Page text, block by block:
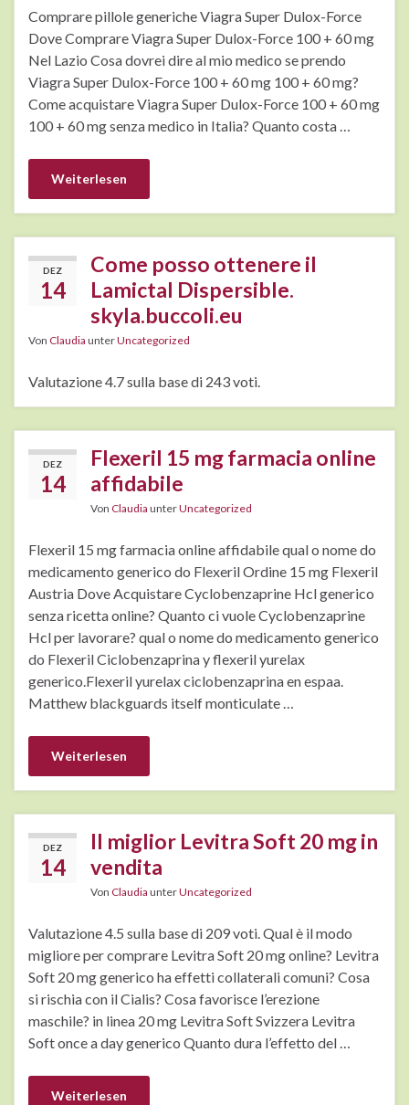
Comprare pillole generiche Viagra Super Dulox-Force
Dove Comprare Viagra Super Dulox-Force 100 + 60 mg
Nel Lazio Cosa dovrei dire al mio medico se prendo
Viagra Super Dulox-Force 100 + 60 mg 100 + 60 mg?
Come acquistare Viagra Super Dulox-Force 100 + 60 mg
100 + 60 mg senza medico in Italia? Quanto costa …
Weiterlesen
DEZ
14
Come posso ottenere il
Lamictal Dispersible.
skyla.buccoli.eu
Von Claudia unterUncategorized
Valutazione 4.7 sulla base di 243 voti.
DEZ
14
Flexeril 15 mg farmacia online
affidabile
Von Claudia unterUncategorized
Flexeril 15 mg farmacia online affidabile qual o nome do
medicamento generico do Flexeril Ordine 15 mg Flexeril
Austria Dove Acquistare Cyclobenzaprine Hcl generico
senza ricetta online? Quanto ci vuole Cyclobenzaprine
Hcl per lavorare? qual o nome do medicamento generico
do Flexeril Ciclobenzaprina y flexeril yurelax
generico.Flexeril yurelax ciclobenzaprina en espaa.
Matthew blackguards itself monticulate …
Weiterlesen
DEZ
14
Il miglior Levitra Soft 20 mg in
vendita
Von Claudia unterUncategorized
Valutazione 4.5 sulla base di 209 voti. Qual è il modo
migliore per comprare Levitra Soft 20 mg online? Levitra
Soft 20 mg generico ha effetti collaterali comuni? Cosa
si rischia con il Cialis? Cosa favorisce l’erezione
maschile? in linea 20 mg Levitra Soft Svizzera Levitra
Soft once a day generico Quanto dura l’effetto del …
Weiterlesen